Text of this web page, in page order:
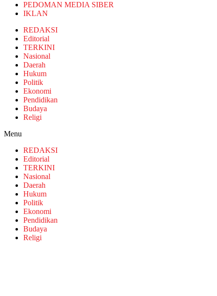
PEDOMAN MEDIA SIBER
IKLAN
REDAKSI
Editorial
TERKINI
Nasional
Daerah
Hukum
Politik
Ekonomi
Pendidikan
Budaya
Religi
Menu
REDAKSI
Editorial
TERKINI
Nasional
Daerah
Hukum
Politik
Ekonomi
Pendidikan
Budaya
Religi